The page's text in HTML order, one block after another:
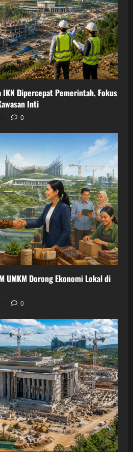
IKN Dipercepat Pemerintah, Fokus
Inti
0
UMKM Dorong Ekonomi Lokal di
0